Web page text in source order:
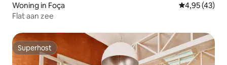
Woning in Foça Gemiddelde
4,95 (43)
Flat aan zee
Superhost
Superhost